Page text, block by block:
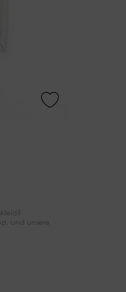
und unsere